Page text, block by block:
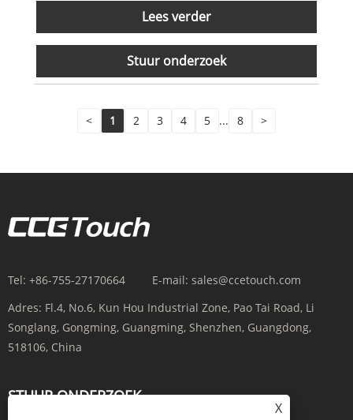
Lees verder
Stuur onderzoek
< 1 2 3 4 5 ... 8 >
Tel: +86-755-27170664 E-mail: sales@ccetouch.com
Adres: Fl.4, No.6, Kun Hou Industrial Zone, Pao Tai Road, Li
Songlang, Gongming, Guangming, Shenzhen, Guangdong,
518106, China
STUUR ONDERZOEK
X